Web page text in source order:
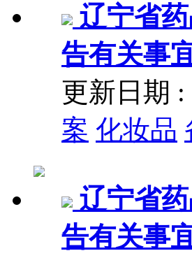
辽宁省
告有关事
更新日期
案 化妆品
辽宁省
告有关事